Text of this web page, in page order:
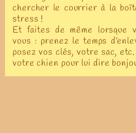
chercher le courrier à la
stress !
Et faites de même lorsque
vous : prenez le temps
posez vos clés, votre sac,
votre chien pour lui dire